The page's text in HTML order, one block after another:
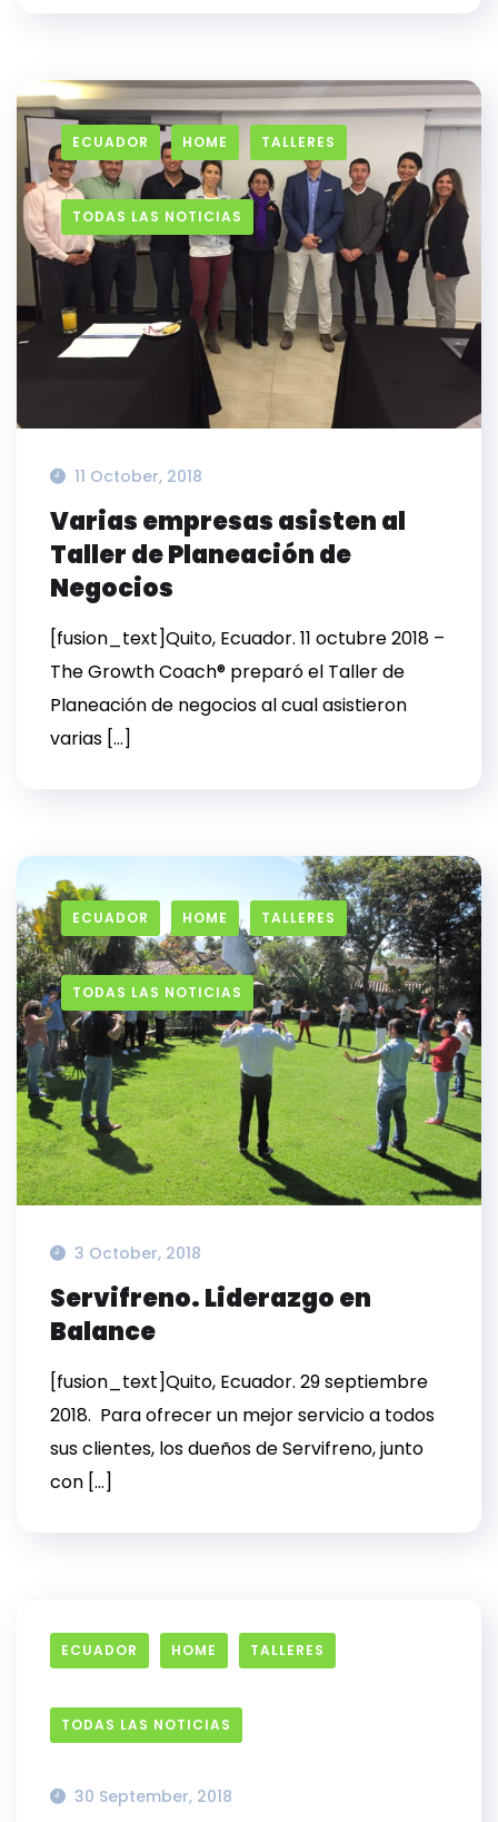
ECUADOR HOME TALLERES
TODAS LAS NOTICIAS
11 October, 2018
Varias empresas asisten al
Taller de Planeación de
Negocios
[fusion_text]Quito, Ecuador. 11 octubre 2018 –
The Growth Coach® preparó el Taller de
Planeación de negocios al cual asistieron
varias […]
ECUADOR HOME TALLERES
TODAS LAS NOTICIAS
3 October, 2018
Servifreno. Liderazgo en
Balance
[fusion_text]Quito, Ecuador. 29 septiembre
2018. Para ofrecer un mejor servicio a todos
sus clientes, los dueños de Servifreno, junto
con […]
ECUADOR HOME TALLERES
TODAS LAS NOTICIAS
30 September, 2018